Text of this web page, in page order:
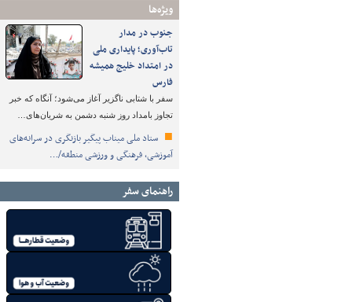
ویژه‌ها
جنوب در مدار
تاب‌آوری؛ پایداری ملی
در امتداد خلیج همیشه
فارس
سفر با شتابی ناگزیر آغاز می‌شود؛ آنگاه که خبر
تجاوز بامداد روز شنبه دشمن به شریان‌های…
ستاد ملی میناب پیگیر بازنگری در سرانه‌های
آموزشی، فرهنگی و ورزشی منطقه/…
راهنمای سفر